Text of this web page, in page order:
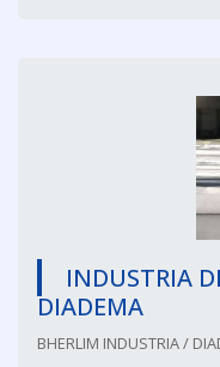
INDUSTRIA
DIADEMA
BHERLIM INDUSTRIA /